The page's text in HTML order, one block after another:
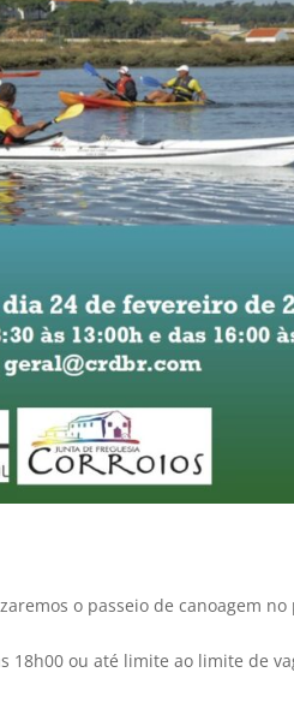
o passeio de canoagem
18h00 ou até limite ao limite de